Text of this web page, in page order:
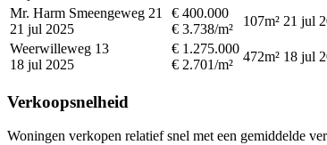
Mr. Harm Smeengeweg 21
21 jul 2025
€ 400.000
€ 3.738/m²
107m² 21 jul
Weerwilleweg 13
18 jul 2025
€ 1.275.000
€ 2.701/m²
472m² 18 jul
Verkoopsnelheid
Woningen verkopen relatief snel met een gemiddelde